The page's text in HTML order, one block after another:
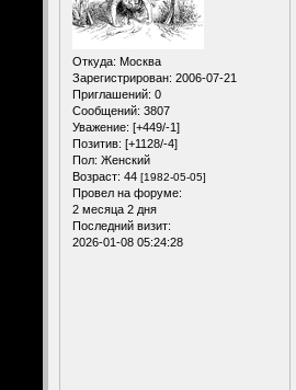
Откуда: Москва
Зарегистрирован: 2006-07-21
Приглашений: 0
Сообщений: 3807
Уважение: [+449/-1]
Позитив: [+1128/-4]
Пол: Женский
Возраст: 44 [1982-05-05]
Провел на форуме:
2 месяца 2 дня
Последний визит:
2026-01-08 05:24:28